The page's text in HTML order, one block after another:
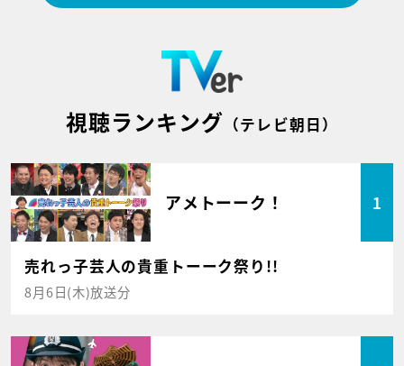
視聴ランキング （テレビ朝日）
アメトーーク！ 1
売れっ子芸人の貴重トーーク祭り!!
8月6日(木)放送分